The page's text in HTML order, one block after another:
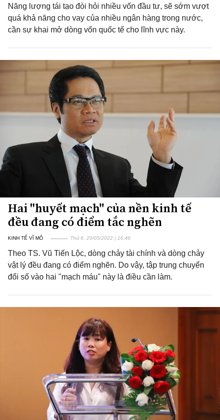
Năng lượng tái tạo đòi hỏi nhiều vốn đầu tư, sẽ sớm vượt
quá khả năng cho vay của nhiều ngân hàng trong nước,
cần sự khai mở dòng vốn quốc tế cho lĩnh vực này.
Hai "huyết mạch" của nền kinh tế
đều đang có điểm tắc nghẽn
KINH TẾ VĨ MÔ Thứ 6, 20/05/2022 | 16:46
Theo TS. Vũ Tiến Lộc, dòng chảy tài chính và dòng chảy
vật lý đều đang có điểm nghẽn. Do vậy, tập trung chuyển
đổi số vào hai "mạch máu" này là điều cần làm.